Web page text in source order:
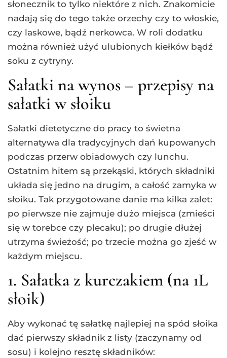
słonecznik to tylko niektóre z nich. Znakomicie
nadają się do tego także orzechy czy to włoskie,
czy laskowe, bądź nerkowca. W roli dodatku
można również użyć ulubionych kiełków bądź
soku z cytryny.
Sałatki na wynos – przepisy na
sałatki w słoiku
Sałatki dietetyczne do pracy to świetna
alternatywa dla tradycyjnych dań kupowanych
podczas przerw obiadowych czy lunchu.
Ostatnim hitem są przekąski, których składniki
układa się jedno na drugim, a całość zamyka w
słoiku. Tak przygotowane danie ma kilka zalet:
po pierwsze nie zajmuje dużo miejsca (zmieści
się w torebce czy plecaku); po drugie dłużej
utrzyma świeżość; po trzecie można go zjeść w
każdym miejscu.
1. Sałatka z kurczakiem (na 1L
słoik)
Aby wykonać tę sałatkę najlepiej na spód słoika
dać pierwszy składnik z listy (zaczynamy od
sosu) i kolejno resztę składników: